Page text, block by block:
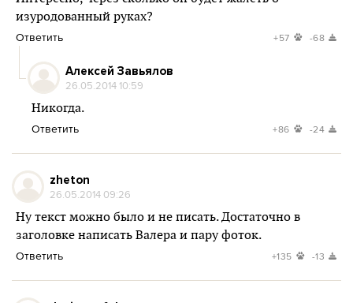
изуродованный руках?
Ответить +57 -68
Алексей Завьялов
26.05.2014 10:59
Никогда.
Ответить +86 -24
zheton
26.05.2014 09:26
Ну текст можно было и не писать. Достаточно в
заголовке написать Валера и пару фоток.
Ответить +135 -13